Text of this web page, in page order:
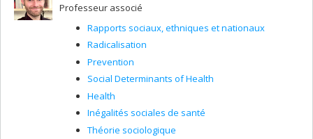
Professeur associé
Rapports sociaux, ethniques et nationaux
Radicalisation
Prevention
Social Determinants of Health
Health
Inégalités sociales de santé
Théorie sociologique